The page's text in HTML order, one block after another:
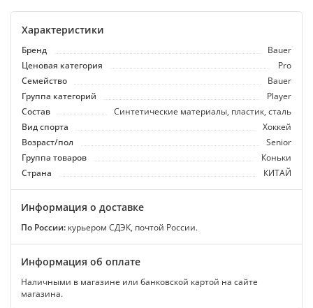
Характеристики
Бренд
Bauer
Ценовая категория
Pro
Семейство
Bauer
Группа категорий
Player
Состав
Синтетические материалы, пластик, сталь
Вид спорта
Хоккей
Возраст/пол
Senior
Группа товаров
Коньки
Страна
КИТАЙ
Информация о доставке
По России: курьером СДЭК, почтой России.
Информация об оплате
Наличными в магазине или банковской картой на сайте
магазина.